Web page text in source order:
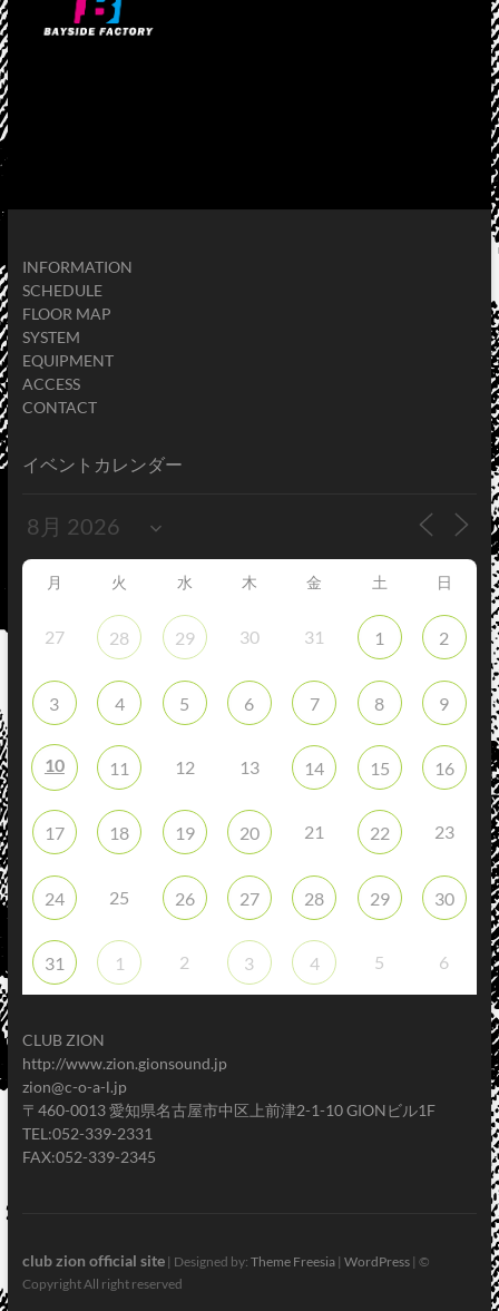
INFORMATION
SCHEDULE
FLOOR MAP
SYSTEM
EQUIPMENT
ACCESS
CONTACT
イベントカレンダー
月 火 水 木 金 土 日
27 28 29 30 31 1 2
3 4 5 6 7 8 9
10 11 12 13 14 15 16
17 18 19 20 21 22 23
24 25 26 27 28 29 30
31 1 2 3 4 5 6
CLUB ZION
http://www.zion.gionsound.jp
zion@c-o-a-l.jp
〒460-0013 愛知県名古屋市中区上前津2-1-10 GIONビル1F
TEL:052-339-2331
FAX:052-339-2345
club zion official site| Designed by: Theme Freesia| WordPress| ©
Copyright All right reserved